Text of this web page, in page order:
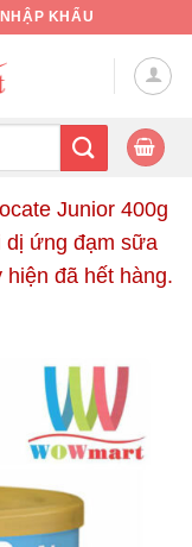
KHẨU
Junior 400g
dị ứng đạm sữa
hiện đã hết hàng.